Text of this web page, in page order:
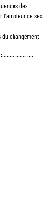
des
l'ampleur de ses
du changement
pour co-